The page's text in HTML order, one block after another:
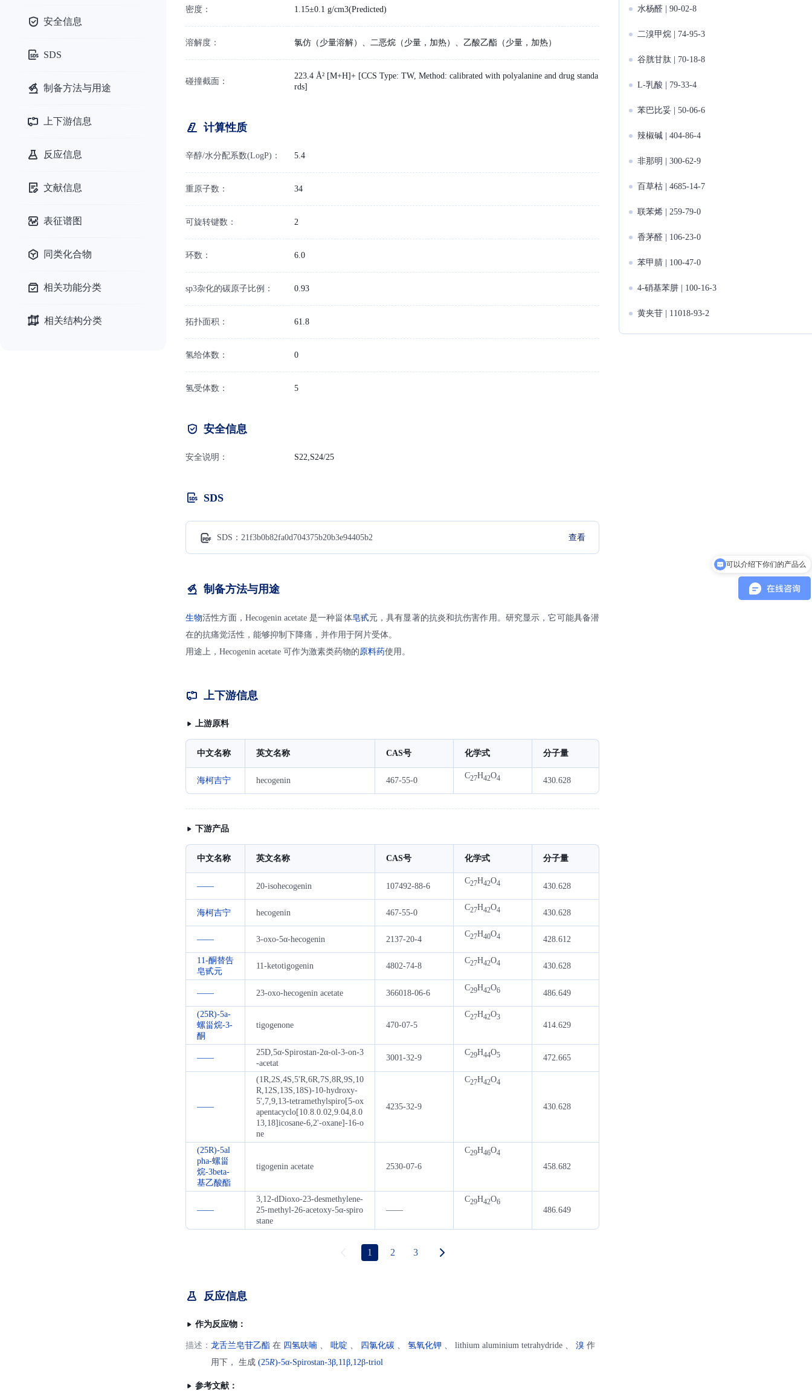
安全信息
SDS
制备方法与用途
上下游信息
反应信息
文献信息
表征谱图
同类化合物
相关功能分类
相关结构分类
密度： 1.15±0.1 g/cm3(Predicted)
溶解度： 氯仿（少量溶解）、二恶烷（少量，加热）、乙酸乙酯（少量，加热）
碰撞截面：
223.4 Å² [M+H]+ [CCS Type: TW, Method: calibrated with polyalanine and drug standa
rds]
计算性质
辛醇/水分配系数(LogP)： 5.4
重原子数： 34
可旋转键数： 2
环数： 6.0
sp3杂化的碳原子比例： 0.93
拓扑面积： 61.8
氢给体数： 0
氢受体数： 5
安全信息
安全说明： S22,S24/25
SDS
SDS：21f3b0b82fa0d704375b20b3e94405b2 查看
制备方法与用途
生物活性方面，Hecogenin acetate 是一种甾体皂甙元，具有显著的抗炎和抗伤害作用。研究显示，它可能具备潜
在的抗痛觉活性，能够抑制下降痛，并作用于阿片受体。
用途上，Hecogenin acetate 可作为激素类药物的原料药使用。
上下游信息
上游原料
中文名称 英文名称 CAS号 化学式 分子量
海柯吉宁 hecogenin 467-55-0
C27H42O4 430.628
下游产品
中文名称 英文名称 CAS号 化学式 分子量
—— 20-isohecogenin 107492-88-6
C27H42O4 430.628
海柯吉宁 hecogenin 467-55-0
C27H42O4 430.628
—— 3-oxo-5α-hecogenin 2137-20-4
C27H40O4 428.612
11-酮替告
皂甙元
11-ketotigogenin 4802-74-8
C27H42O4 430.628
—— 23-oxo-hecogenin acetate 366018-06-6
C29H42O6 486.649
(25R)-5a-
螺甾烷-3-
酮
tigogenone 470-07-5
C27H42O3
414.629
——
25D,5α-Spirostan-2α-ol-3-on-3
-acetat
3001-32-9
C29H44O5 472.665
——
(1R,2S,4S,5'R,6R,7S,8R,9S,10
R,12S,13S,18S)-10-hydroxy-
5',7,9,13-tetramethylspiro[5-ox
apentacyclo[10.8.0.02,9.04,8.0
13,18]icosane-6,2'-oxane]-16-o
ne
4235-32-9
C27H42O4
430.628
(25R)-5al
pha-螺甾
烷-3beta-
基乙酸酯
tigogenin acetate 2530-07-6
C29H46O4
458.682
——
3,12-dDioxo-23-desmethylene-
25-methyl-26-acetoxy-5α-spiro
stane
——
C29H42O6
486.649
1 2 3
反应信息
作为反应物：
描述： 龙舌兰皂苷乙酯 在 四氢呋喃 、 吡啶 、 四氯化碳 、 氢氧化钾 、 lithium aluminium tetrahydride 、 溴 作
用下， 生成 (25R)-5α-Spirostan-3β,11β,12β-triol
参考文献：
水杨醛 | 90-02-8
二溴甲烷 | 74-95-3
谷胱甘肽 | 70-18-8
L-乳酸 | 79-33-4
苯巴比妥 | 50-06-6
辣椒碱 | 404-86-4
非那明 | 300-62-9
百草枯 | 4685-14-7
联苯烯 | 259-79-0
香茅醛 | 106-23-0
苯甲腈 | 100-47-0
4-硝基苯肼 | 100-16-3
黄夹苷 | 11018-93-2
可以介绍下你们的产品么